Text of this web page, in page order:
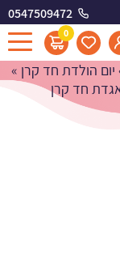
0547509472
0
קרן
יום הולדת חד קרן »
חד קרן